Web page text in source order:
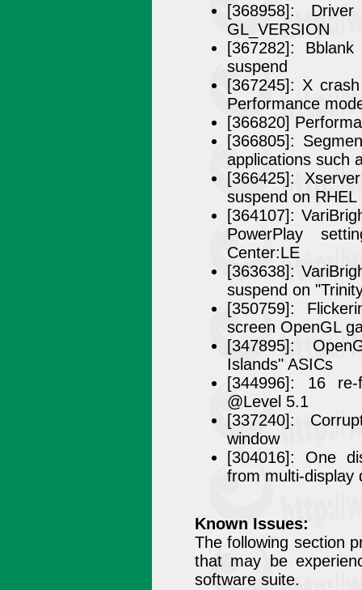
[368958]:
GL_VERSION
[367282]:
suspend
[367245]: X
Performance
[366820]
[366805]:
applications such
[366425]:
suspend on RHEL
[364107]:
PowerPlay
Center:LE
[363638]:
suspend on
[350759]:
screen OpenGL
[347895]:
Islands" ASICs
[344996]: 16
@Level 5.1
[337240]:
window
[304016]: One
from multi-display
Known Issues:
The following section
that may be
software suite.